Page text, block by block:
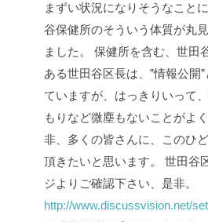
まずい状況になりそうなこと
谷保健所のそういう体質が丸
ました。
保健所を含む、世田
ある世田谷区長は、”情報公開
ていますが、はっきりいって
もりなど微塵もないことがよ
非、多くの皆さんに、このひ
頂きたいと思います。
世田谷
ジよりご確認下さい、是非。
http://www.discussvision.net/